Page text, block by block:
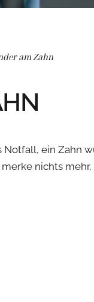
am Zahn
Notfall, ein Zahn
nichts